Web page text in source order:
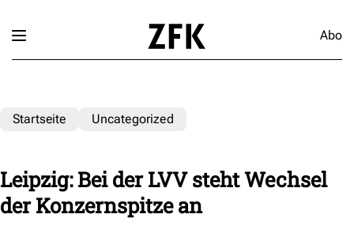
Abo
Startseite Uncategorized
Leipzig: Bei der LVV steht Wechsel
der Konzernspitze an